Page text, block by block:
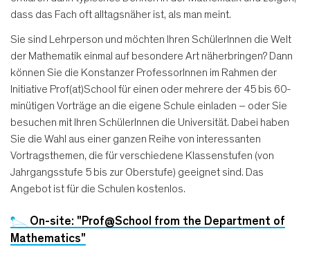
dass das Fach oft alltagsnäher ist, als man meint.
Sie sind Lehrperson und möchten Ihren SchülerInnen die Welt
der Mathematik einmal auf besondere Art näherbringen? Dann
können Sie die Konstanzer ProfessorInnen im Rahmen der
Initiative Prof(at)School für einen oder mehrere der 45 bis 60-
minütigen Vorträge an die eigene Schule einladen – oder Sie
besuchen mit Ihren SchülerInnen die Universität. Dabei haben
Sie die Wahl aus einer ganzen Reihe von interessanten
Vortragsthemen, die für verschiedene Klassenstufen (von
Jahrgangsstufe 5 bis zur Oberstufe) geeignet sind. Das
Angebot ist für die Schulen kostenlos.
On-site: "Prof@School from the Department of
Mathematics"